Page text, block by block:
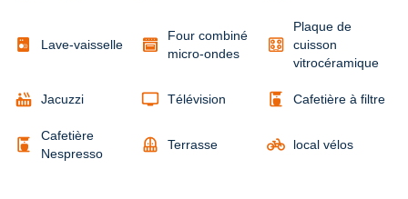
Lave-vaisselle
Four combiné
micro-ondes
Plaque de
cuisson
vitrocéramique
hot_tub Jacuzzi tv Télévision coffee_maker Cafetière à filtre
coffee_maker
Cafetière
Nespresso
balcony Terrasse pedal_bike local vélos